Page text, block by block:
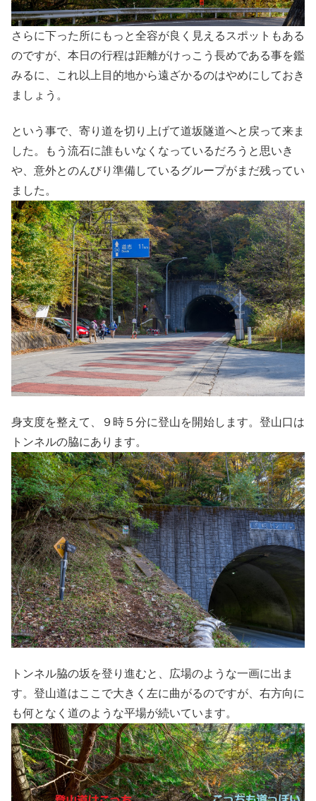
さらに下った所にもっと全容が良く見えるスポットもある
のですが、本日の行程は距離がけっこう長めである事を鑑
みるに、これ以上目的地から遠ざかるのはやめにしておき
ましょう。
という事で、寄り道を切り上げて道坂隧道へと戻って来ま
した。もう流石に誰もいなくなっているだろうと思いき
や、意外とのんびり準備しているグループがまだ残ってい
ました。
身支度を整えて、９時５分に登山を開始します。登山口は
トンネルの脇にあります。
トンネル脇の坂を登り進むと、広場のような一画に出ま
す。登山道はここで大きく左に曲がるのですが、右方向に
も何となく道のような平場が続いています。